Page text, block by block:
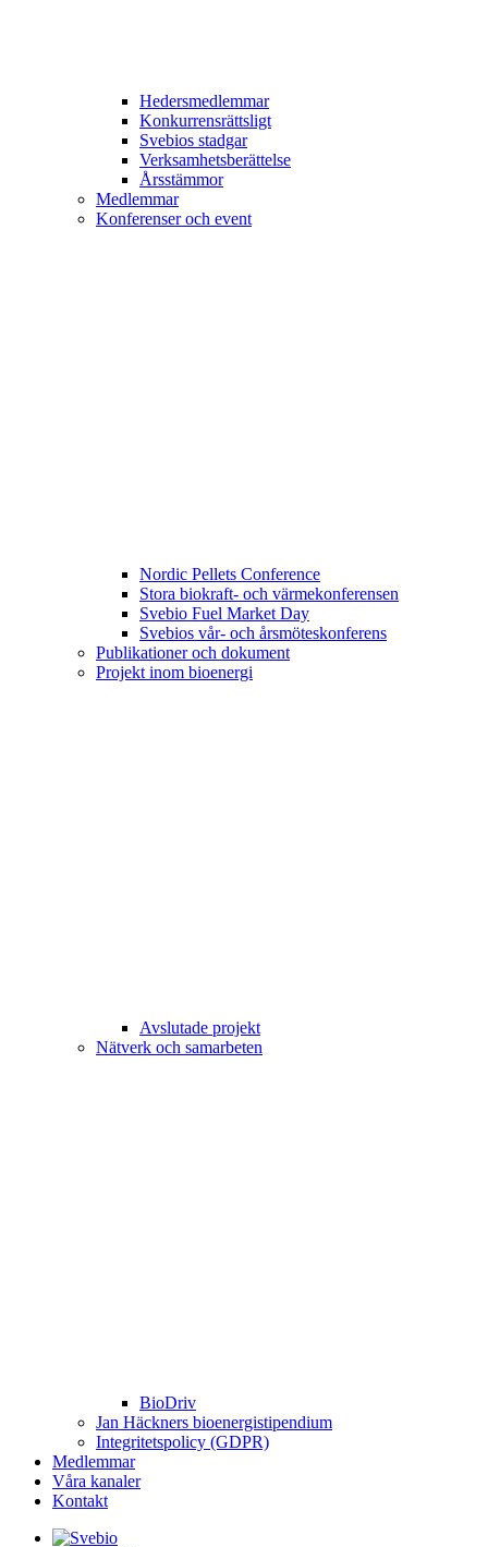
Hedersmedlemmar
Konkurrensrättsligt
Svebios stadgar
Verksamhetsberättelse
Årsstämmor
Medlemmar
Konferenser och event
Nordic Pellets Conference
Stora biokraft- och värmekonferensen
Svebio Fuel Market Day
Svebios vår- och årsmöteskonferens
Publikationer och dokument
Projekt inom bioenergi
Avslutade projekt
Nätverk och samarbeten
BioDriv
Jan Häckners bioenergistipendium
Integritetspolicy (GDPR)
Medlemmar
Våra kanaler
Kontakt